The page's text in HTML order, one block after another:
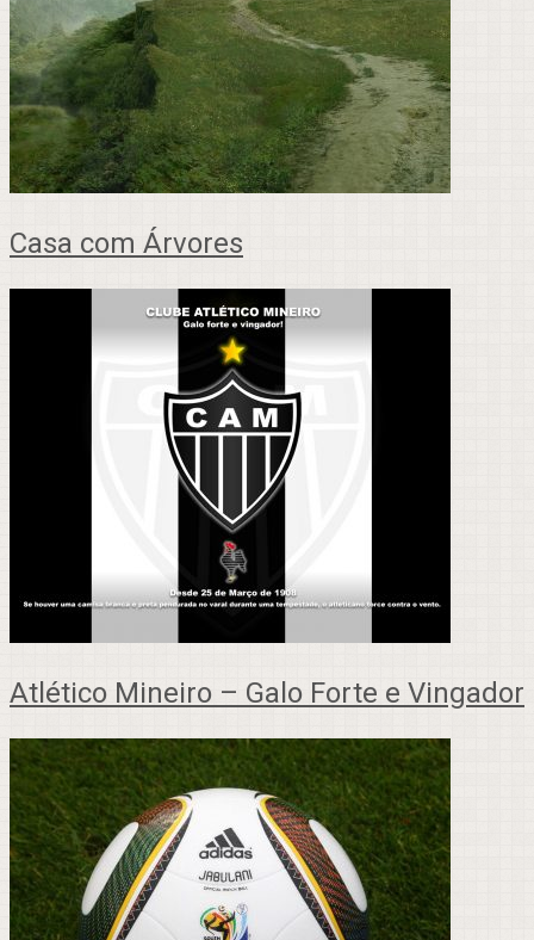
Casa com Árvores
Atlético Mineiro – Galo Forte e Vingador